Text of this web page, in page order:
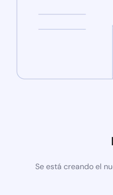
Se está creando el